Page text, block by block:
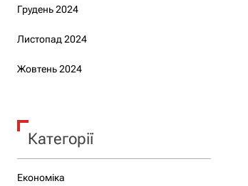
Грудень 2024
Листопад 2024
Жовтень 2024
Категорії
Економіка